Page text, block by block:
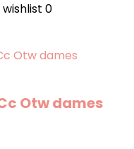
0
Otw dames